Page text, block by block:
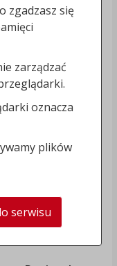
zgadzasz się
zarządzać
oznacza
plików
serwisu